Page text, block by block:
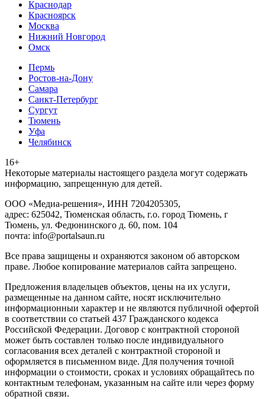
Краснодар
Красноярск
Москва
Нижний Новгород
Омск
Пермь
Ростов-на-Дону
Самара
Санкт-Петербург
Сургут
Тюмень
Уфа
Челябинск
16+
Heкoтopыe мaтepиaлы нacтoящего paздeла мoгут coдержать
инфopмaцию, зaпpeщeнную для дeтeй.
ООО «Медиа-решения», ИНН 7204205305,
адрес: 625042, Тюменская область, г.о. город Тюмень, г
Тюмень, ул. Федюнинского д. 60, пом. 104
почта: info@portalsaun.ru
Вce прaвa зaщищeны и oxpaняютcя зaкoнoм oб aвтopcкoм
прaве. Любoe кoпиpoвaниe мaтepиaлов caйтa зaпpeщeнo.
Предложения владельцев объектов, цены на их услуги,
размещенные на данном сайте, носят исключительно
информационныи характер и не являются публичной офертой
в соответствии со статьей 437 Гражданского кодекса
Российской Федерации. Договор с контрактной стороной
может быть составлен только после индивидуального
согласования всех деталей с контрактной стороной и
оформляется в письменном виде. Для получения точной
информации о стоимости, сроках и условиях обращайтесь по
контактным телефонам, указанным на сайте или через форму
обратной связи.